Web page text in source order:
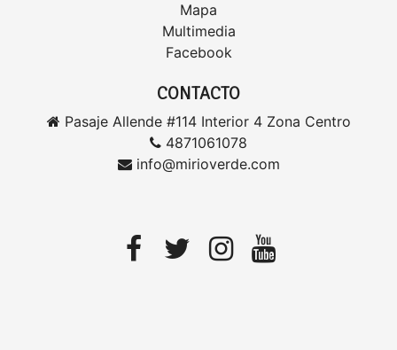
Mapa
Multimedia
Facebook
CONTACTO
Pasaje Allende #114 Interior 4 Zona Centro
4871061078
info@mirioverde.com